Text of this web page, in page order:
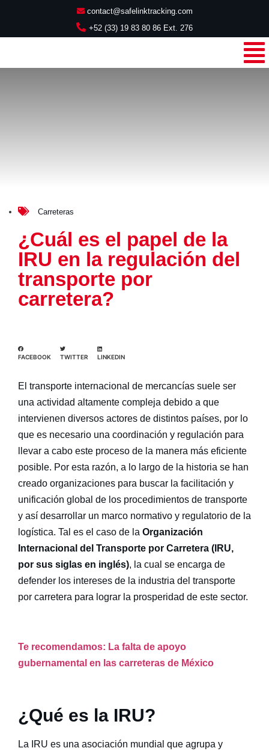
contact@safelinktracking.com
+52 (33) 19 83 80 86 Ext. 276
Carreteras
¿Cuál es el papel de la
IRU en la regulación del
transporte por
carretera?
FACEBOOK TWITTER LINKEDIN
El transporte internacional de mercancías suele ser
una actividad altamente compleja debido a que
intervienen diversos actores de distintos países, por lo
que es necesario una coordinación y regulación para
llevar a cabo este proceso de la manera más eficiente
posible. Por esta razón, a lo largo de la historia se han
creado organizaciones para buscar la facilitación y
unificación global de los procedimientos de transporte
y así desarrollar un marco normativo y regulatorio de la
logística. Tal es el caso de la Organización
Internacional del Transporte por Carretera ( IRU,
por sus siglas en inglés), la cual se encarga de
defender los intereses de la industria del transporte
por carretera para lograr la prosperidad de este sector.
Te recomendamos: La falta de apoyo
gubernamental en las carreteras de México
¿Qué es la IRU?
La IRU es una asociación mundial que agrupa y